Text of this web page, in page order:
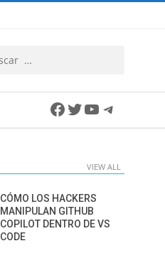
Facebook
Twitter
YouTube
VIEW ALL
CÓMO LOS HACKERS
MANIPULAN GITHUB
COPILOT DENTRO DE VS
CODE